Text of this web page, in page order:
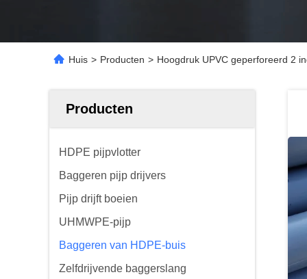
Huis > Producten > Hoogdruk UPVC geperforeerd 2
Producten
HDPE pijpvlotter
Baggeren pijp drijvers
Pijp drijft boeien
UHMWPE-pijp
Baggeren van HDPE-buis
Zelfdrijvende baggerslang